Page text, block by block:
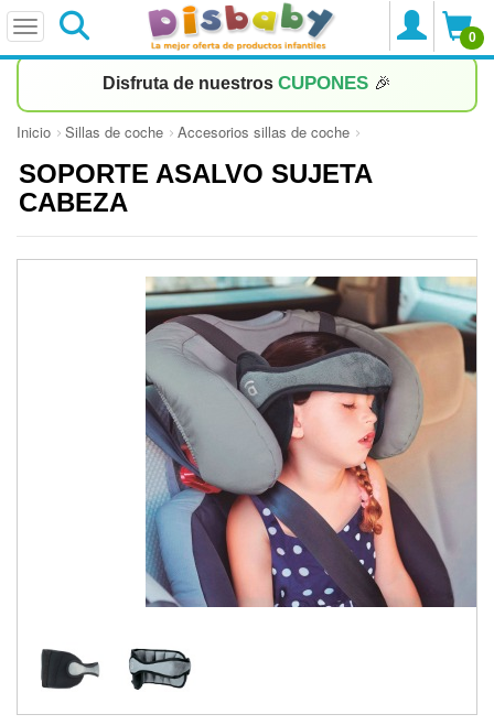
0
Disfruta de nuestros CUPONES 🎉
Inicio Sillas de coche Accesorios sillas de coche
SOPORTE ASALVO SUJETA
CABEZA